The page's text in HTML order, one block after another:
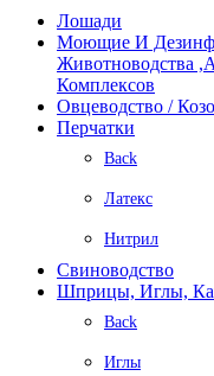
Лошади
Моющие И
Животноводства
Комплексов
Овцеводство /
Перчатки
Back
Латекс
Нитрил
Свиноводство
Шприцы, Иглы,
Back
Иглы